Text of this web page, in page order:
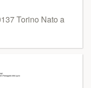
Torino Nato a